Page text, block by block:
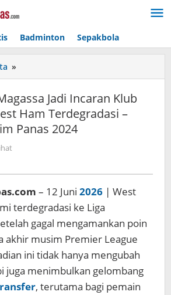
Badminton Sepakbola
»
Magassa
Incaran
Klub
Eropa
Terdegradasi
–
Transfer
Musim
Panas
2024
Jadi Incaran Klub
Ham Terdegradasi –
Panas 2024
– 12 Juni 2026 | West
terdegradasi ke Liga
gagal mengamankan poin
akhir musim Premier League
ini tidak hanya mengubah
juga menimbulkan gelombang
, terutama bagi pemain